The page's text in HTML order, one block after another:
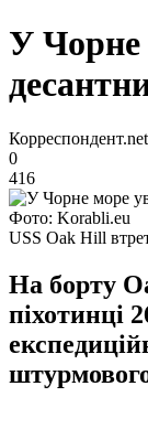
У Чорне
0
416
Фото: Korabli.eu
USS Oak Hill
На борту
піхотинці